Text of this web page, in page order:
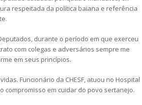
respeitada da política baiana e referência
durante o período em que exerceu
com colegas e adversários sempre me
em seus princípios.
Funcionário da CHESF, atuou no Hospital
compromisso em cuidar do povo sertanejo.